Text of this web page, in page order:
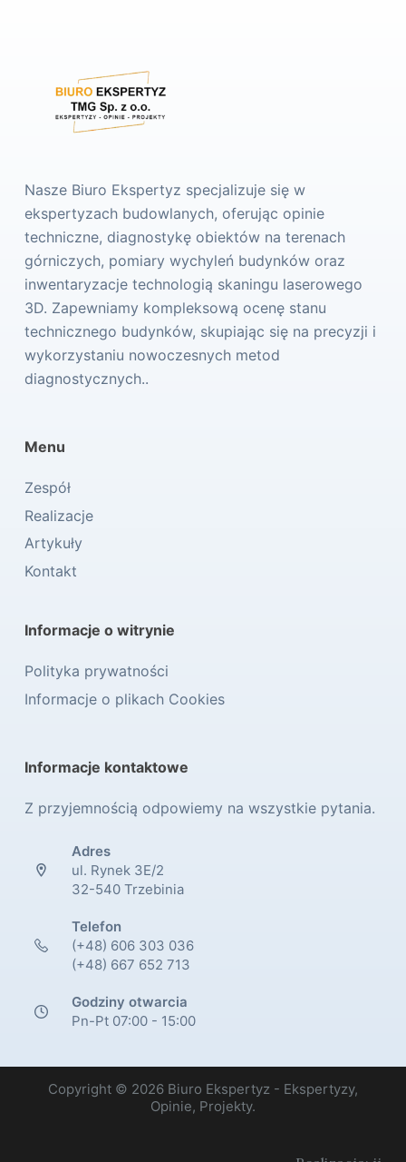
Nasze Biuro Ekspertyz specjalizuje się w
ekspertyzach budowlanych, oferując opinie
techniczne, diagnostykę obiektów na terenach
górniczych, pomiary wychyleń budynków oraz
inwentaryzacje technologią skaningu laserowego
3D. Zapewniamy kompleksową ocenę stanu
technicznego budynków, skupiając się na precyzji i
wykorzystaniu nowoczesnych metod
diagnostycznych..
Menu
Zespół
Realizacje
Artykuły
Kontakt
Informacje o witrynie
Polityka prywatności
Informacje o plikach Cookies
Informacje kontaktowe
Z przyjemnością odpowiemy na wszystkie pytania.
Adres
ul. Rynek 3E/2
32-540 Trzebinia
Telefon
(+48) 606 303 036
(+48) 667 652 713
Godziny otwarcia
Pn-Pt 07:00 - 15:00
Copyright © 2026 Biuro Ekspertyz - Ekspertyzy,
Opinie, Projekty.